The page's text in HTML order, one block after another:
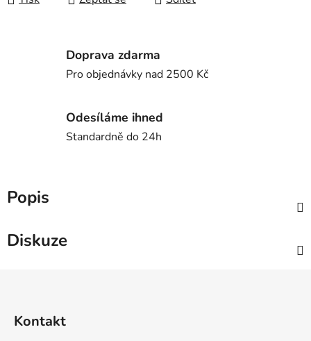
Doprava zdarma
Pro objednávky nad 2500 Kč
Odesíláme ihned
Standardně do 24h
Popis
Diskuze
Kontakt